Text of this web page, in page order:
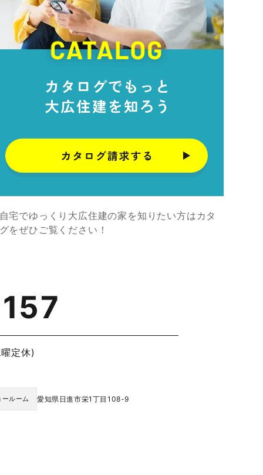
宅でゆっくり大広住建の家を知りたい方はカタ
をぜひご覧ください！
定休)
ルーム 愛知県日進市栄1丁目108-9